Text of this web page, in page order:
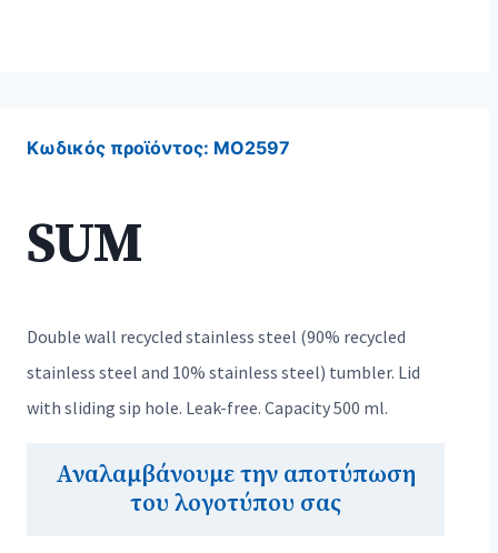
Κωδικός προϊόντος: MO2597
SUM
Double wall recycled stainless steel (90% recycled
stainless steel and 10% stainless steel) tumbler. Lid
with sliding sip hole. Leak-free. Capacity 500 ml.
Αναλαμβάνουμε την αποτύπωση
του λογοτύπου σας